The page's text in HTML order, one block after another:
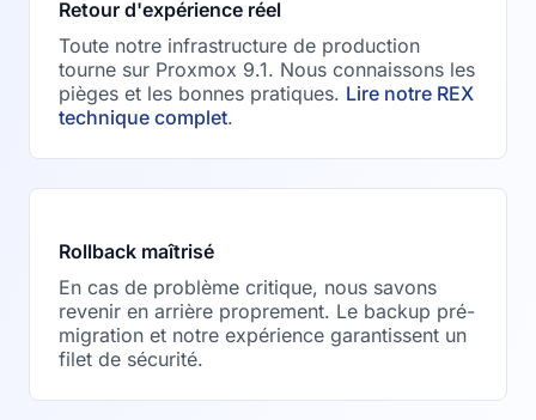
Retour d'expérience réel
Toute notre infrastructure de production
tourne sur Proxmox 9.1. Nous connaissons les
pièges et les bonnes pratiques. Lire notre REX
technique complet.
Rollback maîtrisé
En cas de problème critique, nous savons
revenir en arrière proprement. Le backup pré-
migration et notre expérience garantissent un
filet de sécurité.